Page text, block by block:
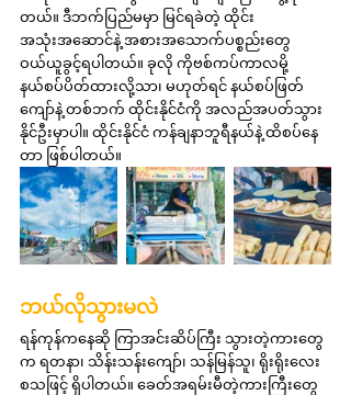
တယ်။ ဒီဘက်ပြည်မမှာ မြင်ရခဲတဲ့ ထိုင်း
အသုံးအဆောင်နဲ့ အစားအသောက်ပစ္စည်းတွေ
ဝယ်ယူခွင့်ရပါတယ်။ ခုလို ကိုဗစ်ကပ်ကာလမို့
နယ်စပ်ပိတ်ထားလို့သာ၊ မဟုတ်ရင် နယ်စပ်ဖြတ်
ကျော်နဲ့ တစ်ဘက် ထိုင်းနိုင်ငံကို အလည်အပတ်သွား
နိုင်ဦးမှာပါ။ ထိုင်းနိုင်ငံ ကန်ချနာဘူရီနယ်နဲ့ ထိစပ်နေ
တာ ဖြစ်ပါတယ်။
ဘယ်လိုသွားမလဲ
ရန်ကုန်ကနေဆို ကြာအင်းဆိပ်ကြီး သွားတဲ့ကားတွေ
က ရတနာ၊ သိန်းသန်းကျော်၊ သန်မြန်သူ၊ ရိုးရိုးလေး
စသဖြင့် ရှိပါတယ်။ ခေတ်အရမ်းမီတဲ့ကားကြီးတွေ